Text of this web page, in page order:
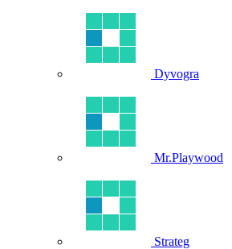
Dyvogra
Mr.Playwood
Strateg